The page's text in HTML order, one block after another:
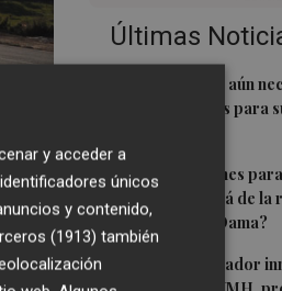
la
Últimas
El Hozono Jairis aún
incorporaciones para
2 Ruz ya hace planes
Clarisas, más allá de la
¿retorno de la Dama?
3
ViviFind, el buscador
y acceder a
únicos
y contenido,
(1913) también